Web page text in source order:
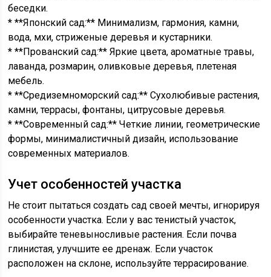
беседки.
* **Японский сад:** Минимализм, гармония, камни,
вода, мхи, стриженые деревья и кустарники.
* **Прованский сад:** Яркие цвета, ароматные травы,
лаванда, розмарин, оливковые деревья, плетеная
мебель.
* **Средиземноморский сад:** Сухолюбивые растения,
камни, террасы, фонтаны, цитрусовые деревья.
* **Современный сад:** Четкие линии, геометрические
формы, минималистичный дизайн, использование
современных материалов.
Учет особенностей участка
Не стоит пытаться создать сад своей мечты, игнорируя
особенности участка. Если у вас тенистый участок,
выбирайте теневыносливые растения. Если почва
глинистая, улучшите ее дренаж. Если участок
расположен на склоне, используйте террасирование.